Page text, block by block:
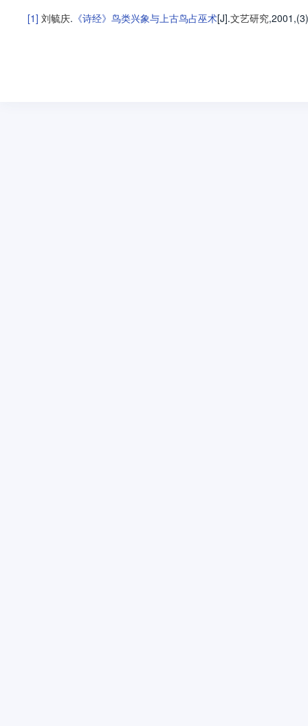
[1] 刘毓庆. 《诗经》鸟类兴象与上古鸟占巫术[J].文艺研究,2001,(3)